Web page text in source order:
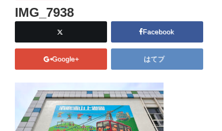
IMG_7938
Facebook
Google+ はてブ